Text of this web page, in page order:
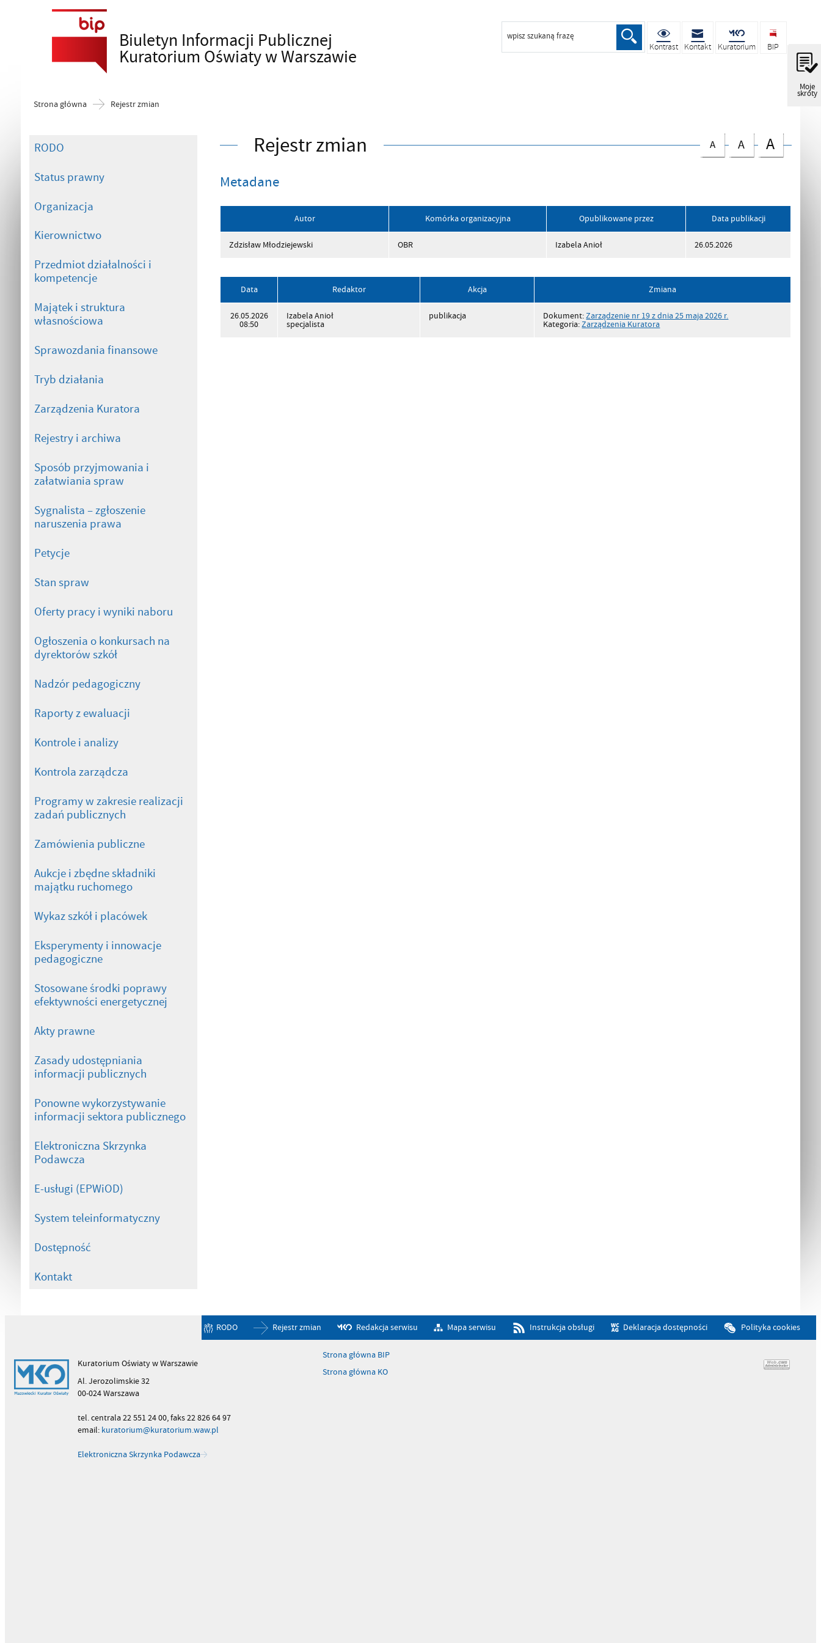
Moje
skróty
Biuletyn Informacji Publicznej
Kuratorium Oświaty w Warszawie
wpisz szukaną frazę
Szukaj
Kontrast Kontakt Kuratorium BIP
Strona główna Rejestr zmian
RODO
Status prawny
Organizacja
Kierownictwo
Przedmiot działalności i
kompetencje
Majątek i struktura
własnościowa
Sprawozdania finansowe
Tryb działania
Zarządzenia Kuratora
Rejestry i archiwa
Sposób przyjmowania i
załatwiania spraw
Sygnalista – zgłoszenie
naruszenia prawa
Petycje
Stan spraw
Oferty pracy i wyniki naboru
Ogłoszenia o konkursach na
dyrektorów szkół
Nadzór pedagogiczny
Raporty z ewaluacji
Kontrole i analizy
Kontrola zarządcza
Programy w zakresie realizacji
zadań publicznych
Zamówienia publiczne
Aukcje i zbędne składniki
majątku ruchomego
Wykaz szkół i placówek
Eksperymenty i innowacje
pedagogiczne
Stosowane środki poprawy
efektywności energetycznej
Akty prawne
Zasady udostępniania
informacji publicznych
Ponowne wykorzystywanie
informacji sektora publicznego
Elektroniczna Skrzynka
Podawcza
E-usługi (EPWiOD)
System teleinformatyczny
Dostępność
Kontakt
Rejestr zmian A A A
Metadane
Autor Komórka organizacyjna Opublikowane przez Data publikacji
Zdzisław Młodziejewski OBR Izabela Anioł 26.05.2026
Data Redaktor Akcja Zmiana
26.05.2026
08:50
Izabela Anioł
specjalista
publikacja Dokument:Zarządzenie nr 19 z dnia 25 maja 2026 r.
Kategoria:Zarządzenia Kuratora
RODO Rejestr zmian Redakcja serwisu Mapa serwisu Instrukcja obsługi Deklaracja dostępności Polityka cookies
Kuratorium Oświaty w Warszawie
Al. Jerozolimskie 32
00-024 Warszawa
tel. centrala 22 551 24 00, faks 22 826 64 97
email: kuratorium@kuratorium.waw.pl
Elektroniczna Skrzynka Podawcza
Strona główna BIP
Strona główna KO